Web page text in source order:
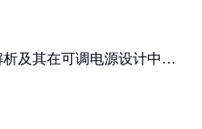
及其在可调电源设计中的